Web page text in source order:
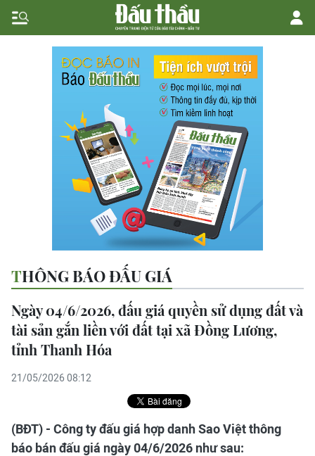
THÔNG BÁO ĐẤU GIÁ
Ngày 04/6/2026, đấu giá quyền sử dụng đất và
tài sản gắn liền với đất tại xã Đồng Lương,
tỉnh Thanh Hóa
21/05/2026 08:12
(BĐT) - Công ty đấu giá hợp danh Sao Việt thông
báo bán đấu giá ngày 04/6/2026 như sau: